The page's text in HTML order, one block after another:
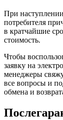
При
потребителя
в кратчайшие
стоимость.
Чтобы
заявку на
менеджеры
все вопросы и
обмена и